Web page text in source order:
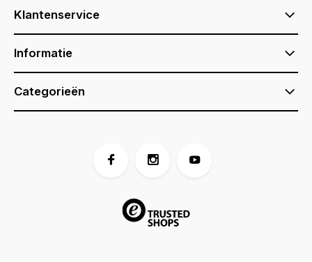
Klantenservice
Informatie
Categorieën